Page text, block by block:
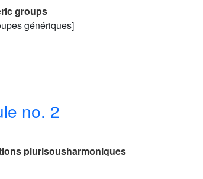
groups
génériques]
no. 2
plurisousharmoniques